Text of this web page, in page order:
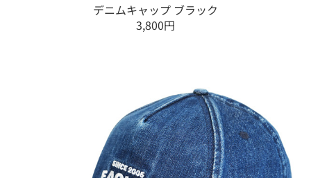
デニムキャップ ブラック
3,800円